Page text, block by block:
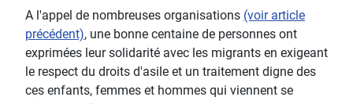
A l'appel de nombreuses organisations (voir article
précédent), une bonne centaine de personnes ont
exprimées leur solidarité avec les migrants en exigeant
le respect du droits d'asile et un traitement digne des
ces enfants, femmes et hommes qui viennent se